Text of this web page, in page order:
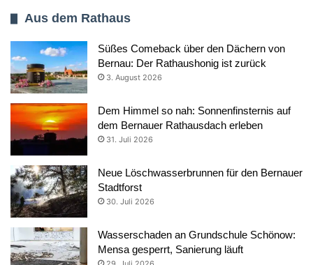
Aus dem Rathaus
Süßes Comeback über den Dächern von
Bernau: Der Rathaushonig ist zurück
3. August 2026
Dem Himmel so nah: Sonnenfinsternis auf
dem Bernauer Rathausdach erleben
31. Juli 2026
Neue Löschwasserbrunnen für den Bernauer
Stadtforst
30. Juli 2026
Wasserschaden an Grundschule Schönow:
Mensa gesperrt, Sanierung läuft